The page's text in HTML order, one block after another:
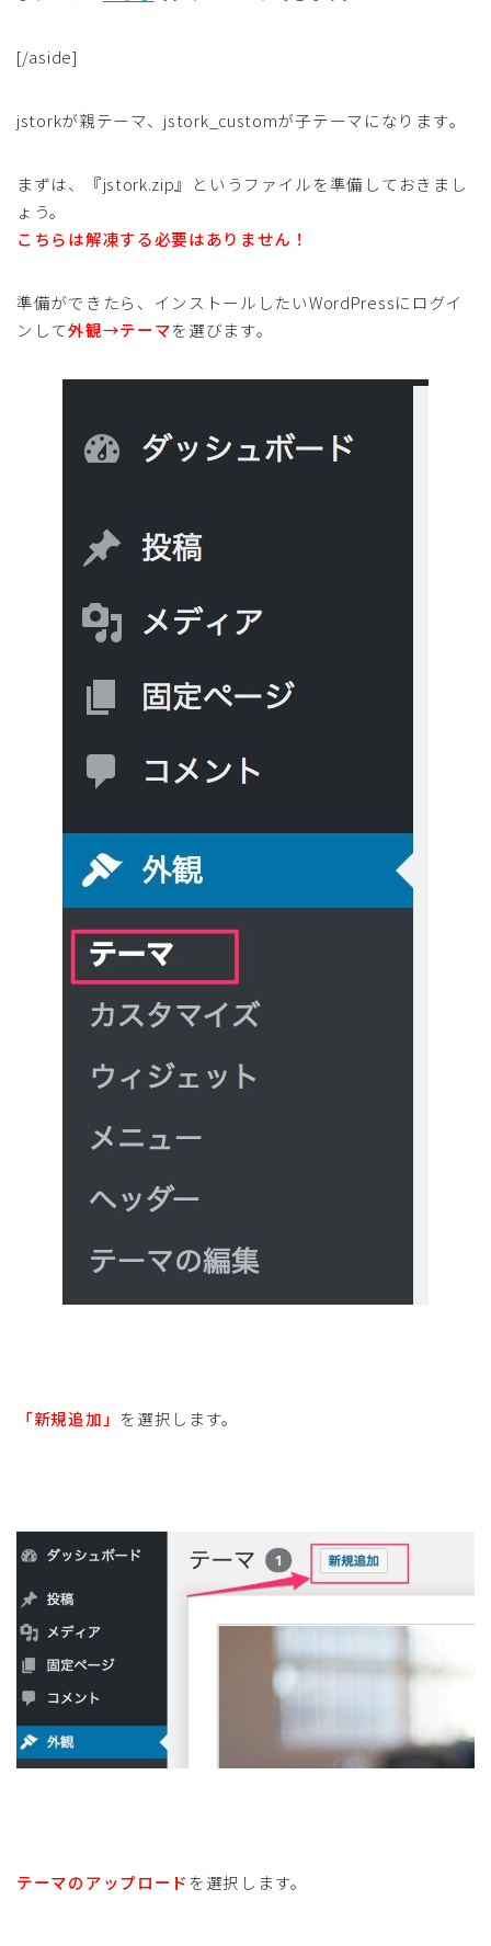
[/aside]
jstorkが親テーマ、jstork_customが子テーマになります。
まずは、『jstork.zip』というファイルを準備しておきまし
ょう。
こちらは解凍する必要はありません！
準備ができたら、インストールしたいWordPressにログイ
ンして外観→テーマを選びます。
「新規追加」 を選択します。
テーマのアップロード を選択します。